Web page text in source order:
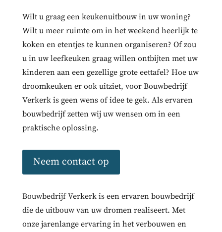
Wilt u graag een keukenuitbouw in uw woning?
Wilt u meer ruimte om in het weekend heerlijk te
koken en etentjes te kunnen organiseren? Of zou
u in uw leefkeuken graag willen ontbijten met uw
kinderen aan een gezellige grote eettafel? Hoe uw
droomkeuken er ook uitziet, voor Bouwbedrijf
Verkerk is geen wens of idee te gek. Als ervaren
bouwbedrijf zetten wij uw wensen om in een
praktische oplossing.
Neem contact op
Bouwbedrijf Verkerk is een ervaren bouwbedrijf
die de uitbouw van uw dromen realiseert. Met
onze jarenlange ervaring in het verbouwen en